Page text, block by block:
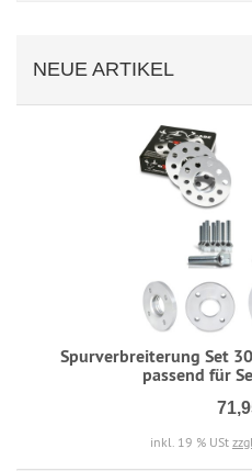
NEUE ARTIKEL
Spurverbreiterung Set
passend für
inkl. 19 % USt